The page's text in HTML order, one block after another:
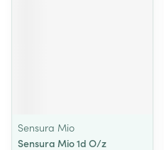
Sensura Mio
Sensura Mio 1d O/z